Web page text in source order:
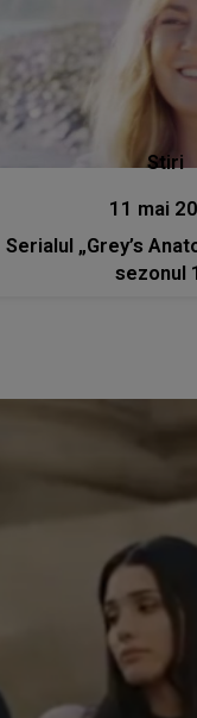
Stiri
11 mai
Serialul „Grey’s
sezonul